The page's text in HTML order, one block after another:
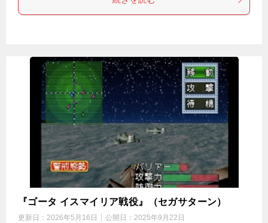
『ゴータ イスマイリア戦役』（セガサターン）
更新日： 2026年5月16日 公開日： 2025年9月22日